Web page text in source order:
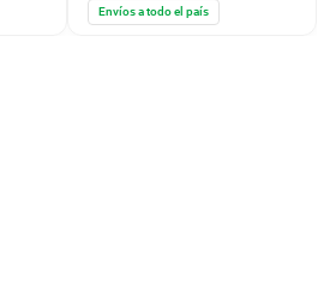
Envíos a todo el país